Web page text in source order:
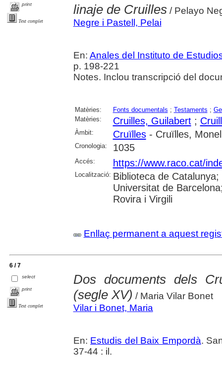
print
Text complet
linaje de Cruilles/ Pelayo
Negre i Pastell, Pelai
En: Anales del Instituto de
p. 198-221
Notes. Inclou transcripció del
Matèries: Fonts documentals ; Testaments ;
Matèries:
Cruilles, Guilabert;
Àmbit: Cruïlles- Cruïlles,
Cronologia: 1035
Accés: https://www.raco.cat/
Localització: Biblioteca de
Universitat de
Rovira i Virgili
Enllaç permanent a aquest
6 / 7
select
print
Text complet
Dos documents dels
(segle XV) / Maria Vilar Bonet
Vilar i Bonet, Maria
En: Estudis del Baix Empordà.
37-44 : il.